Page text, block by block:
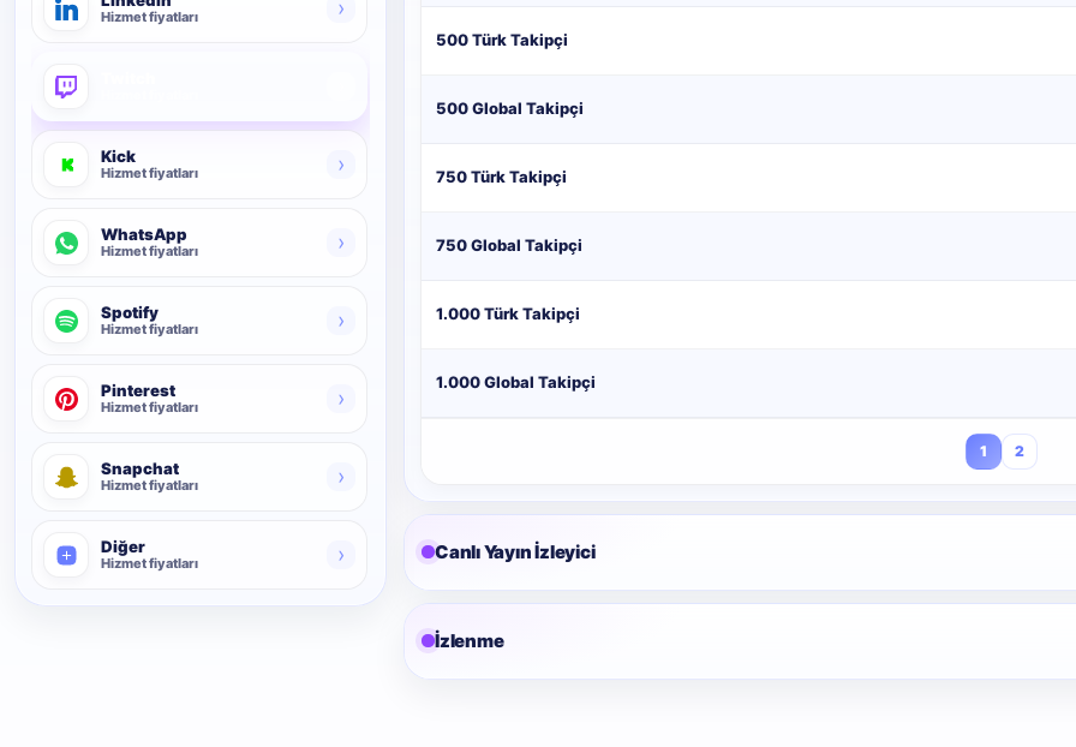
Hizmet fiyatları ›
Kick
Hizmet fiyatları ›
WhatsApp
Hizmet fiyatları ›
Spotify
Hizmet fiyatları ›
Pinterest
Hizmet fiyatları ›
Snapchat
Hizmet fiyatları ›
Diğer
Hizmet fiyatları ›
500 Türk Takipçi
500 Global Takipçi
750 Türk Takipçi
750 Global Takipçi
1.000 Türk Takipçi
1.000 Global Takipçi
1 2
Canlı Yayın İzleyici
İzlenme